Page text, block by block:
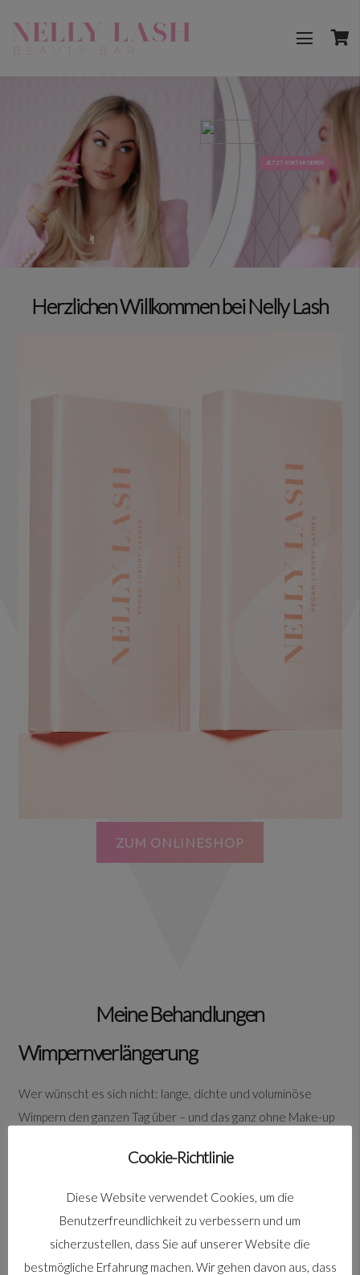
JETZT KONTAKTIEREN
Herzlichen Willkommen bei Nelly Lash
ZUM ONLINESHOP
Meine Behandlungen
Wimpernverlängerung
Wer wünscht es sich nicht: lange, dichte und voluminöse
Wimpern den ganzen Tag über – und das ganz ohne Make-up
möglich! Bei einer Wimpernverlängerung werden..
Cookie-Richtlinie
Diese Website verwendet Cookies, um die
Benutzerfreundlichkeit zu verbessern und um
sicherzustellen, dass Sie auf unserer Website die
bestmögliche Erfahrung machen. Wir gehen davon aus, dass